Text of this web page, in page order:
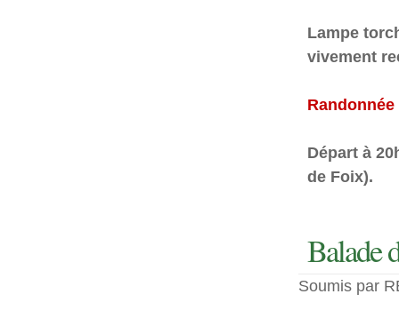
Lampe
vivement
Départ à
de Foix).
Balade
Soumis par